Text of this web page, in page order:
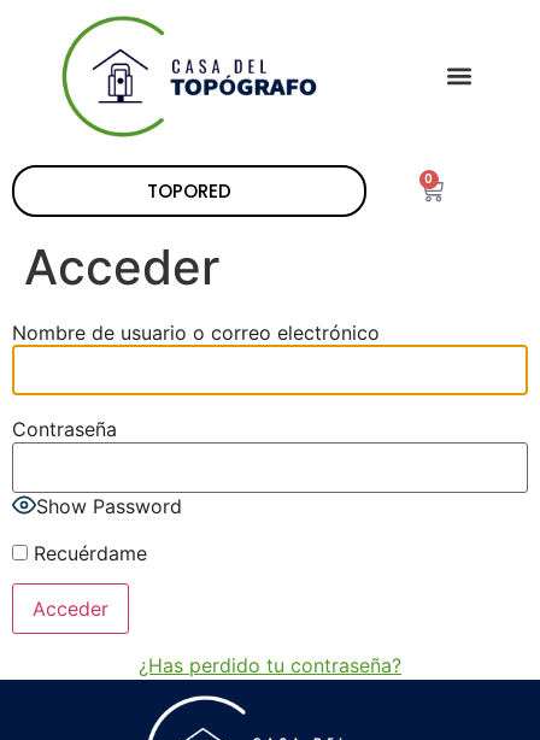
TOPORED 0
Acceder
Nombre de usuario o correo electrónico
Contraseña
Show Password
Recuérdame
¿Has perdido tu contraseña?